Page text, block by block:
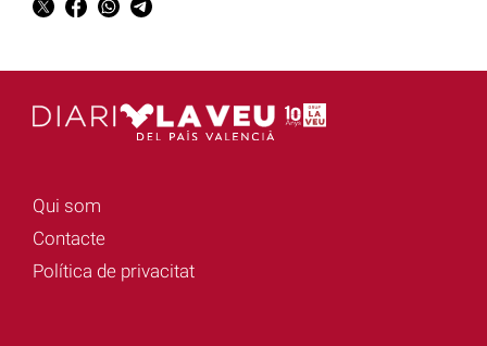
Qui som
Contacte
Política de privacitat